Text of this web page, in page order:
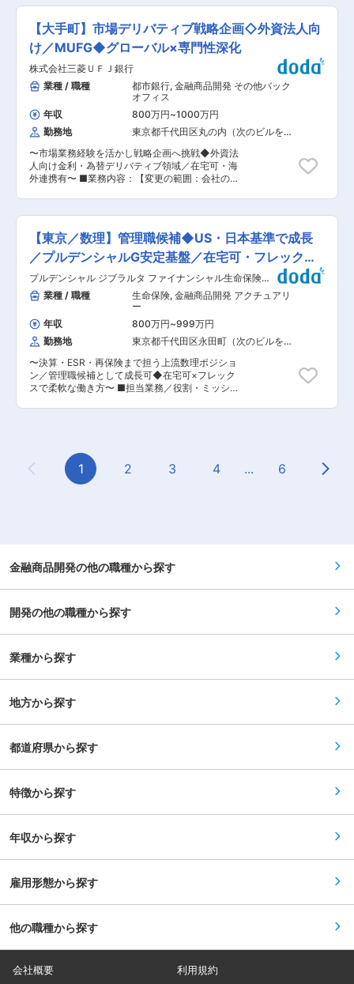
係部署と連携した認可プロセス全体の推進 （2）
新商品開発に関わる料率設定等 ・新商品・商品改
定における保険料率の設計・算定 ・収益性・リス
ク・競争力を踏まえた数理的検討 ・商品企画部門
と連携した商品コンセプト具体化への関与 ・販売
後の実績モニタリングおよび課題抽出 （3）算出
方法書の作成および改定 ・算出方法書の新規作成
および改定業務 ・法令・ガイドライン改定への対
応 ・数理前提や算定ロジックの整理および文書化
・社内外向け資料としての品質担保・整合性確認
■ポジションの魅力： ・自分のペースで担当業務
に取り組むことが可能で、仕事のオンオフの切り
替えがしやすいうえ、自分の意見が実現しやすい
支援プログラムを用意しています。仲間と一緒
に、仕事をしながら、アクチュアリー資格を目指
に考慮して行われるため、アクチュアリーとして
長期的にご活躍いただける環境です。 変更の範
囲：会社の定める業務
ただきます。 具体的には、市場調査・顧客ニーズ
分析に基づいたサービス企画、ビジネスプランの
策定、開発・運用チームとの連携によるサービス
開発、継続的な改善などを担当します。 既存事業
の成長に加え、新規事業開発を推進するための専
門人材として、金融業界の変革に貢献していくこ
とが期待されます。 将来的には、新規サービスの
プロジェクトリーダーや事業責任者として、事業
戦略の立案・実行、チームマネジメントなど、よ
り大きな役割を担っていただくことも期待してい
ます。 ■業務内容： ・法人向け金融サービスの
企画・立案・実行 ・市場調査・分析に基づいたニ
ーズ把握とサービス開発 ・サービス開発・運用に
おけるプロジェクトマネジメント ・KPI設定と進
捗管理・効果測定 ・チームメンバーの育成・指導
・法規制の遵守とリスク管理 ■ポジション魅力：
順調に拡大しています。事業が伸長する一方で、
加盟店様の更なる発展や、当社自体の更なる発展
のため、決済業務に付随した各種事業企画をお任
せします。 ■募集背景： これまで加盟店様向け
のキャッシュレスサービスを中心に事業を展開
し、急激な成長を遂げてきました。しかし、近年
の市場環境の変化や顧客ニーズの多様化に伴い、
決済だけではなく法人向け金融サービス等への事
業拡大が急務となっています。 これらを踏まえ、
新たな法人向け金融サービスの企画・開発体制の
構築を推進しています。具体的には、顧客ニーズ
を的確に捉えた革新的な金融サービスの提供を目
指し、市場調査、ビジネスプラン策定、サービス
る業務に取り組んでいます。 新規事業の成功に
な価値を提供することに情熱を持つ方を歓迎しま
す。 変更の範囲：会社の定める業務
【大手町】市場デリバティブ戦略企画◇外資法人向
け／MUFG◆グローバル×専門性深化
株式会社三菱ＵＦＪ銀行
業種 / 職種
都市銀行, 金融商品開発 その他バック
オフィス
年収
800万円~1000万円
勤務地
東京都千代田区丸の内（次のビルを除
〜市場業務経験を活かし戦略企画へ挑戦◆外資法
人向け金利・為替デリバティブ領域／在宅可・海
外連携有〜 ■業務内容：【変更の範囲：会社の定
ィング戦略の企画、立案、実行 ・最先端金融手法
の調査／導入に係る企画、調整 ・海外セールス、
バンカーとの協働施策推進 ■キャリアパス： 対
応業務の幅が広いため、同業務におけるプロ職と
してキャリア形成する選択肢もあれば、同部署で
専門性の高い人材として成長し、将来的にはマネ
ジメント（含む海外拠点）としてのキャリアなど
への異動なども可能であり、豊富で多様なキャリ
ア展開ができる環境です。 ■当行の魅力： ・
MUFGグループの証券や信託銀行等の全機能を用
いた総合金融サービスの提供により、お客様の
様々なニーズに応えることが可能です。 ・富裕層
顧客基盤120万人、非上場オーナー企業数5万社、
オーナー系上場企業数1,200社というMUFGの圧
倒的顧客基盤を踏まえ、これまで以上に銀信証の
連携を深めております。 変更の範囲：本文参照
【東京／数理】管理職候補◆US・日本基準で成長
／プルデンシャルG安定基盤／在宅可・フレックス
有
プルデンシャル ジブラルタ ファイナンシャル生命保険株
式会社
業種 / 職種 生命保険, 金融商品開発 アクチュアリ
ー
年収
800万円~999万円
勤務地
東京都千代田区永田町（次のビルを除
〜決算・ESR・再保険まで担う上流数理ポジショ
ン／管理職候補として成長可◆在宅可×フレック
スで柔軟な働き方〜 ■担当業務／役割・ミッショ
育成や進捗管理も行っていただきます。）。 ま
た、財務部門、運用部門、リスク管理部門、ＩＴ
部門、グループ会社、再保険会社等と連携し、社
理、事業統計、経験率分析、など 2）クチュアリ
ー業務（米国会計基準の決算業務） ・米国会計基
準の責任準備金やＤＡＣの計算、分析及びレビュ
・米国会計に基づく将来の収支見込、など ■働き
アタイム11:00〜15:00） ・転勤：当面なし ■当
社に関して： 当社は世界最大級の金融サービスで
あるプルデンシャル・ファイナンシャルの一員で
銀行、証券会社）を通じた生命保険の販売を中心
売推進や、提携先が複数・多種（メガバンクを始
め、多くの地銀、証券会社）に渡っており、一社
に集中していないことから、バランスのとれた運
日系の穏やかさを併せ持つ社風が特徴で、フラッ
気から、裁量を持って働くことが可能です。
Previous Page
1 2 3 4 ... 6
金融商品開発の他の職種から探す
開発の他の職種から探す
業種から探す
地方から探す
都道府県から探す
特徴から探す
年収から探す
雇用形態から探す
他の職種から探す
会社概要 利用規約